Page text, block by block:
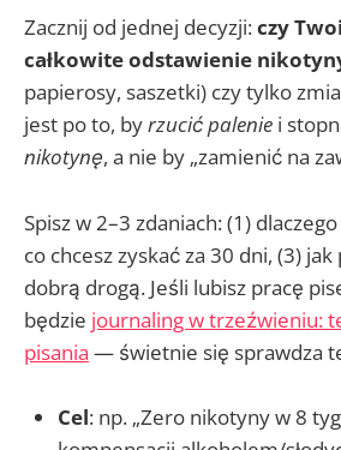
Zacznij od jednej decyzji:czy
całkowite odstawienie
papierosy, saszetki) czy tylko
jest po to, byrzucić palenie i
nikotynę, a nie by „zamienić na
Spisz w 2–3 zdaniach: (1)
co chcesz zyskać za 30 dni, (3)
dobrą drogą. Jeśli lubisz pracę
będzie journaling w trzeźwieniu:
pisania — świetnie się sprawdza
Cel: np. „Zero nikotyny w 8